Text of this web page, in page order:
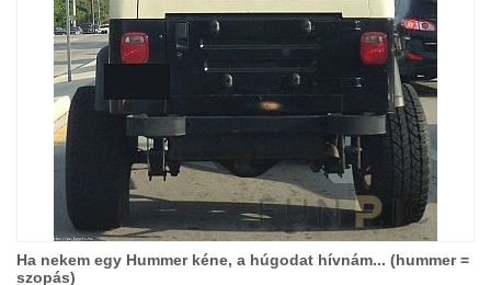
Ha nekem egy Hummer kéne, a húgodat hívnám... (hummer =
szopás)